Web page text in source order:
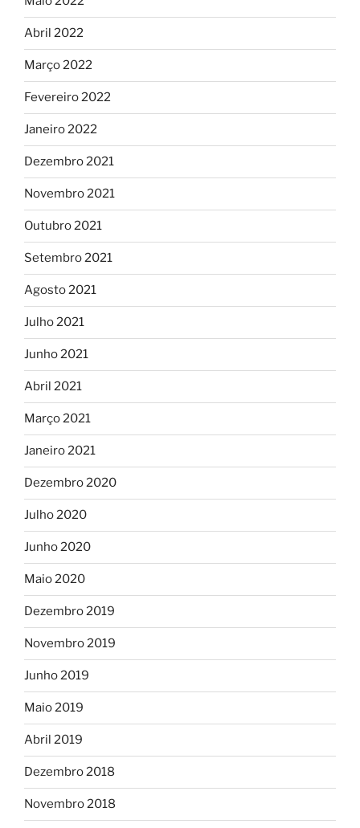
Abril 2022
Março 2022
Fevereiro 2022
Janeiro 2022
Dezembro 2021
Novembro 2021
Outubro 2021
Setembro 2021
Agosto 2021
Julho 2021
Junho 2021
Abril 2021
Março 2021
Janeiro 2021
Dezembro 2020
Julho 2020
Junho 2020
Maio 2020
Dezembro 2019
Novembro 2019
Junho 2019
Maio 2019
Abril 2019
Dezembro 2018
Novembro 2018